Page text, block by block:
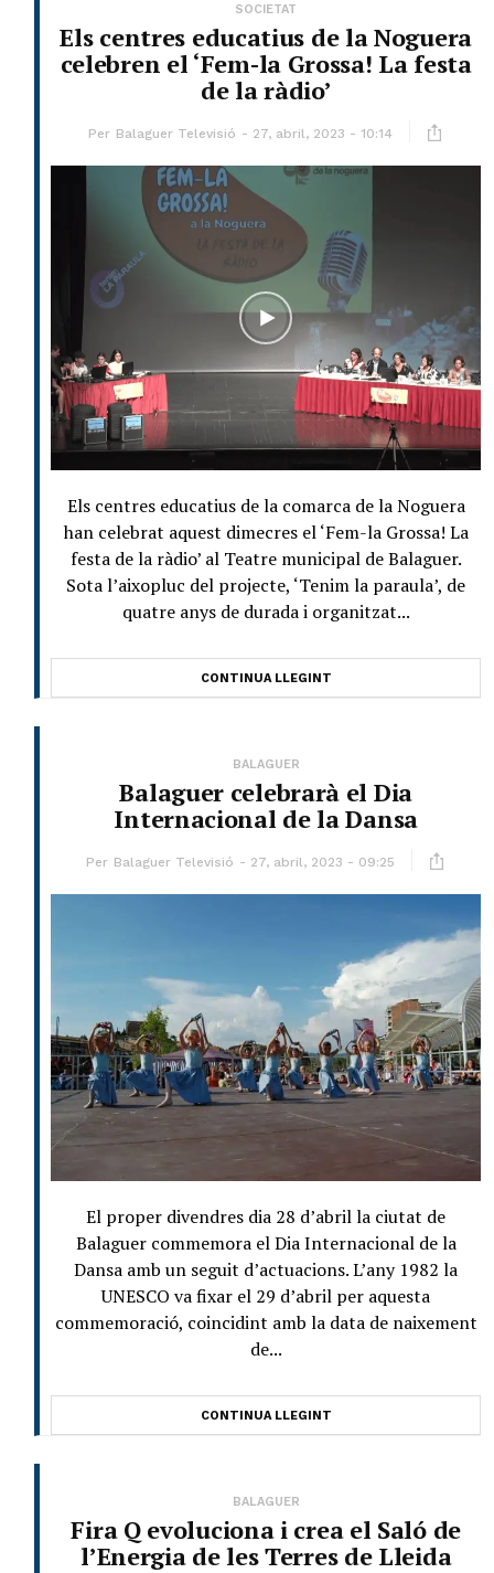
SOCIETAT
Els centres educatius de la Noguera
celebren el ‘Fem-la Grossa! La festa
de la ràdio’
Per Balaguer Televisió 27, abril, 2023 - 10:14
Els centres educatius de la comarca de la Noguera
han celebrat aquest dimecres el ‘Fem-la Grossa! La
festa de la ràdio’ al Teatre municipal de Balaguer.
Sota l’aixopluc del projecte, ‘Tenim la paraula’, de
quatre anys de durada i organitzat...
CONTINUA LLEGINT
BALAGUER
Balaguer celebrarà el Dia
Internacional de la Dansa
Per Balaguer Televisió 27, abril, 2023 - 09:25
El proper divendres dia 28 d’abril la ciutat de
Balaguer commemora el Dia Internacional de la
Dansa amb un seguit d’actuacions. L’any 1982 la
UNESCO va fixar el 29 d’abril per aquesta
commemoració, coincidint amb la data de naixement
de...
CONTINUA LLEGINT
BALAGUER
Fira Q evoluciona i crea el Saló de
l’Energia de les Terres de Lleida